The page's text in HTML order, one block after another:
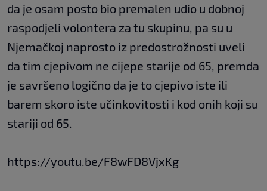
da je osam posto bio premalen udio u dobnoj
raspodjeli volontera za tu skupinu, pa su u
Njemačkoj naprosto iz predostrožnosti uveli
da tim cjepivom ne cijepe starije od 65, premda
je savršeno logično da je to cjepivo iste ili
barem skoro iste učinkovitosti i kod onih koji su
stariji od 65.
https://youtu.be/F8wFD8VjxKg